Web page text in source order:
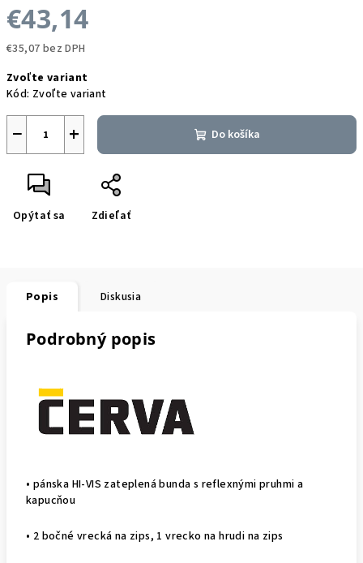
€43,14
€35,07 bez DPH
cena:
Zvoľte variant
Kód: Zvoľte variant
+
− Do košíka
Opýtať sa Zdieľať
Popis Diskusia
Podrobný popis
• pánska HI-VIS zateplená bunda s reflexnými pruhmi a
kapucňou
• 2 bočné vrecká na zips, 1 vrecko na hrudi na zips